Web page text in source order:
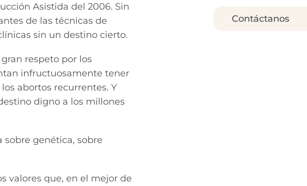
Asistida del 2006. Sin
de las técnicas de
sin un destino cierto.
respeto por los
infructuosamente tener
abortos recurrentes. Y
digno a los millones
sobre genética, sobre
valores que, en el mejor de
Contáctanos